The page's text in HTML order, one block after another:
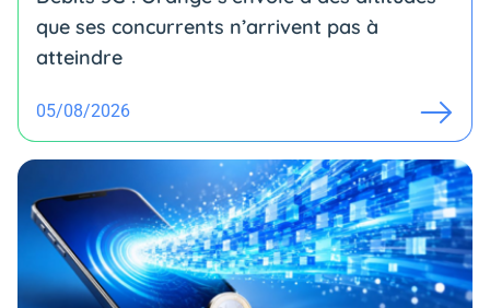
que ses concurrents n’arrivent pas à
atteindre
05/08/2026